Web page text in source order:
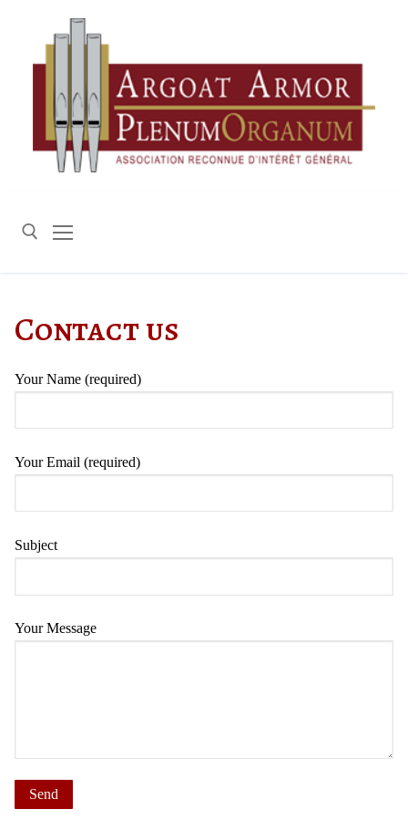
content
Contact us
Your Name (required)
Your Email (required)
Subject
Your Message